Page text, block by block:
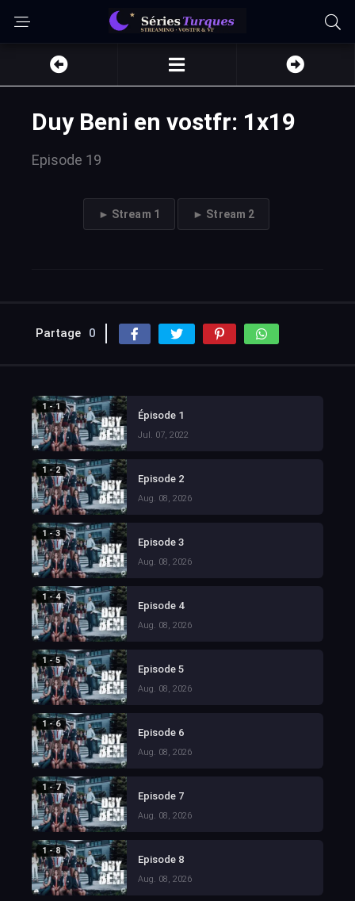
Duy Beni en vostfr: 1x19
Episode 19
► Stream 1 ► Stream 2
Partage 0
1 - 1
Épisode 1
Jul. 07, 2022
1 - 2
Episode 2
Aug. 08, 2026
1 - 3
Episode 3
Aug. 08, 2026
1 - 4
Episode 4
Aug. 08, 2026
1 - 5
Episode 5
Aug. 08, 2026
1 - 6
Episode 6
Aug. 08, 2026
1 - 7
Episode 7
Aug. 08, 2026
1 - 8
Episode 8
Aug. 08, 2026